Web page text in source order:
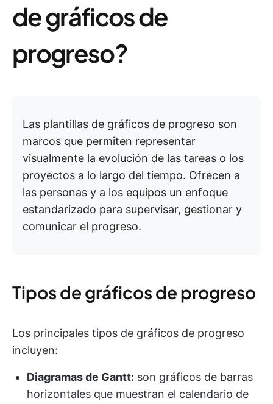
de gráficos de
progreso?
Las plantillas de gráficos de progreso son
marcos que permiten representar
visualmente la evolución de las tareas o los
proyectos a lo largo del tiempo. Ofrecen a
las personas y a los equipos un enfoque
estandarizado para supervisar, gestionar y
comunicar el progreso.
Tipos de gráficos de progreso
Los principales tipos de gráficos de progreso
incluyen:
Diagramas de Gantt: son gráficos de barras
horizontales que muestran el calendario de